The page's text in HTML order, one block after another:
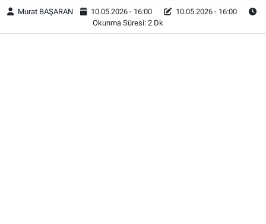
Murat BAŞARAN 10.05.2026 - 16:00
10.05.2026 - 16:00
Okunma Süresi: 2 Dk